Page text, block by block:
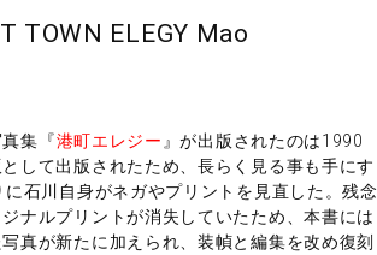
TOWN ELEGY Mao
集『港町エレジー 』が出版されたのは1990
して出版されたため、長らく見る事も手にす
石川自身がネガやプリントを見直した。残念
ナルプリントが消失していたため、本書には
真が新たに加えられ、装幀と編集を改め復刻